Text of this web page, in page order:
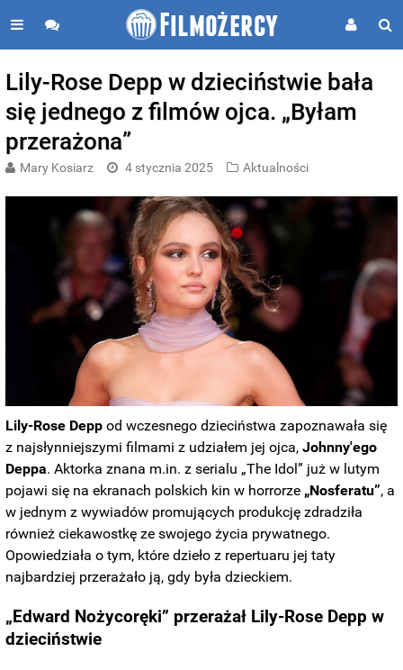
Lily-Rose Depp w dzieciństwie bała
się jednego z filmów ojca. „Byłam
przerażona”
Mary Kosiarz 4 stycznia 2025 Aktualności
Lily-Rose Depp od wczesnego dzieciństwa zapoznawała się
z najsłynniejszymi filmami z udziałem jej ojca,Johnny'ego
Deppa. Aktorka znana m.in. z serialu „The Idol” już w lutym
pojawi się na ekranach polskich kin w horrorze „Nosferatu”, a
w jednym z wywiadów promujących produkcję zdradziła
również ciekawostkę ze swojego życia prywatnego.
Opowiedziała o tym, które dzieło z repertuaru jej taty
najbardziej przerażało ją, gdy była dzieckiem.
„Edward Nożycoręki” przerażał Lily-Rose Depp w
dzieciństwie